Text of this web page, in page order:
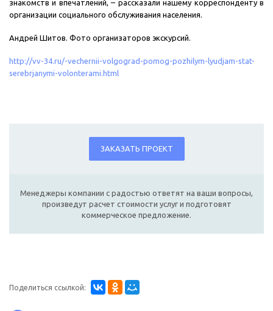
знакомств и впечатлений, – рассказали нашему корреспонденту в
организации социального обслуживания населения.
Андрей Шитов. Фото организаторов экскурсий.
http://vv-34.ru/-vechernii-volgograd-pomog-pozhilym-lyudjam-stat-
serebrjanymi-volonterami.html
ЗАКАЗАТЬ ПРОЕКТ
Менеджеры компании с радостью ответят на ваши вопросы,
произведут расчет стоимости услуг и подготовят
коммерческое предложение.
Поделиться ссылкой: